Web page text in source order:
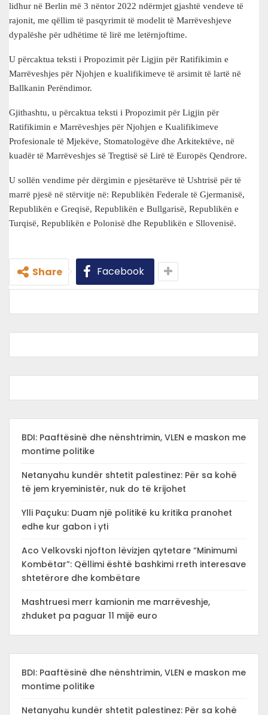
lidhur në Berlin më 3 nëntor 2022 ndërmjet gjashtë vendeve të
rajonit, me qëllim të pasqyrimit të modelit të Marrëveshjeve
dypalëshe për udhëtime të lirë me letërnjoftime.
U përcaktua teksti i Propozimit për Ligjin për Ratifikimin e
Marrëveshjes për Njohjen e kualifikimeve të arsimit të lartë në
Ballkanin Perëndimor.
Gjithashtu, u përcaktua teksti i Propozimit për Ligjin për
Ratifikimin e Marrëveshjes për Njohjen e Kualifikimeve
Profesionale të Mjekëve, Stomatologëve dhe Arkitektëve, në
kuadër të Marrëveshjes së Tregtisë së Lirë të Europës Qendrore.
U sollën vendime për dërgimin e pjesëtarëve të Ushtrisë për të
marrë pjesë në stërvitje në: Republikën Federale të Gjermanisë,
Republikën e Greqisë, Republikën e Bullgarisë, Republikën e
Turqisë, Republikën e Polonisë dhe Republikën e Sllovenisë.
Share Facebook
BDI: Paaftësinë dhe nënshtrimin, VLEN e maskon me
montime politike
Netanyahu kundër shtetit palestinez: Për sa kohë
të jem kryeministër, nuk do të krijohet
Ylli Paçuku: Duam një politikë ku kritika pranohet
edhe kur gabon i yti
Aco Velkovski njofton lëvizjen qytetare “Minimumi
Kombëtar”: Qëllimi është bashkimi rreth interesave
shtetërore dhe kombëtare
Mashtruesi merr kamionin me marrëveshje,
zhduket pa paguar 11 mijë euro
BDI: Paaftësinë dhe nënshtrimin, VLEN e maskon me
montime politike
Netanyahu kundër shtetit palestinez: Për sa kohë